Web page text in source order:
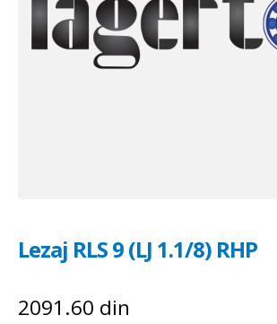
Lezaj RLS 9 (LJ 1.1/8) RHP
2091.60 din